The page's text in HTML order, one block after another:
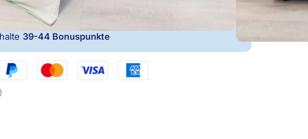
39-44 Bonuspunkte